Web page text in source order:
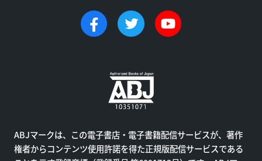
ABJマークは、この電子書店・電子書籍配信サービスが、著作
権者からコンテンツ使用許諾を得た正規版配信サービスである